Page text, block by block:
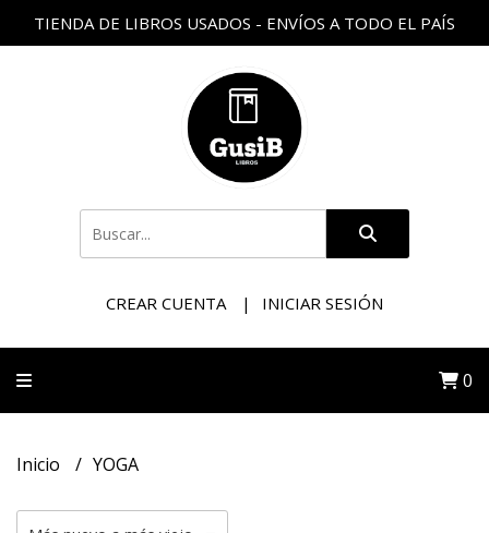
TIENDA DE LIBROS USADOS - ENVÍOS A TODO EL PAÍS
CREAR CUENTA INICIAR SESIÓN
0
Inicio YOGA